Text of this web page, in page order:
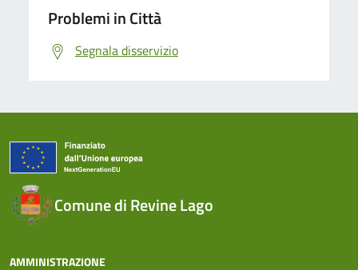
Problemi in Città
Segnala disservizio
Comune di Revine Lago
AMMINISTRAZIONE